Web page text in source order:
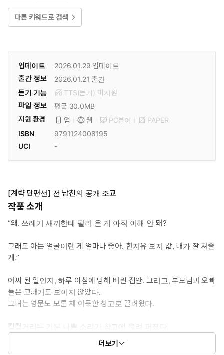
다른 키워드로 검색
업데이트 2026.01.29 업데이트
출간 정보
2026.01.21 출간
듣기 기능
TTS(듣기) 미 지원
파일 정보
평균 30.0MB
지원 환경
앱 웹 PC뷰어
PAPER
ISBN
9791124008195
UCI
-
[계략 단편선] 전 남친의 공개 조교
작품 소개
“왜. 쓰레기 새끼한테 팔려 온 게 아직 이해 안 돼?
그래도 아는 얼굴이란 게 얼마나 좋아. 한지유 보지 값, 내가 잘 쳐줄
게.”
어찌 된 일인지, 하루 아침에 망해 버린 집안. 그리고, 부모님과 오빠
들은 코빼기도 보이지 않았다.
그녀는 영문도 모른 채 어둑한 창고로 끌려왔다.
킬킬거리는 기분 나쁜 소리가 창고에 울려 퍼졌다.
자신을 둘러싼 남자들. 상황 파악을 한 그녀의 눈동자에 눈물이 한가
더보기